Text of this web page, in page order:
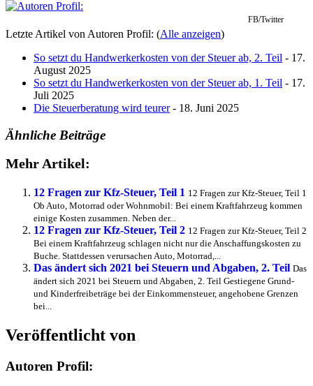
FB/Twitter
Letzte Artikel von Autoren Profil: (Alle anzeigen)
So setzt du Handwerkerkosten von der Steuer ab, 2. Teil - 17.
August 2025
So setzt du Handwerkerkosten von der Steuer ab, 1. Teil - 17.
Juli 2025
Die Steuerberatung wird teurer- 18. Juni 2025
Ähnliche Beiträge
Mehr Artikel:
12 Fragen zur Kfz-Steuer, Teil 1 12 Fragen zur Kfz-Steuer, Teil 1
Ob Auto, Motorrad oder Wohnmobil: Bei einem Kraftfahrzeug kommen
einige Kosten zusammen. Neben der...
12 Fragen zur Kfz-Steuer, Teil 2 12 Fragen zur Kfz-Steuer, Teil 2
Bei einem Kraftfahrzeug schlagen nicht nur die Anschaffungskosten zu
Buche. Stattdessen verursachen Auto, Motorrad,...
Das ändert sich 2021 bei Steuern und Abgaben, 2. Teil Das
ändert sich 2021 bei Steuern und Abgaben, 2. Teil Gestiegene Grund-
und Kinderfreibeträge bei der Einkommensteuer, angehobene Grenzen
bei...
Veröffentlicht von
Autoren Profil: